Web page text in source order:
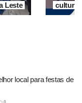
Leste
local para festas de